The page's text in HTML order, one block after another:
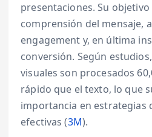
presentaciones. Su
comprensión del mensaje,
engagement y, en última
conversión. Según
visuales son procesados
rápido que el texto, lo que
importancia en estrategias
efectivas (3M).